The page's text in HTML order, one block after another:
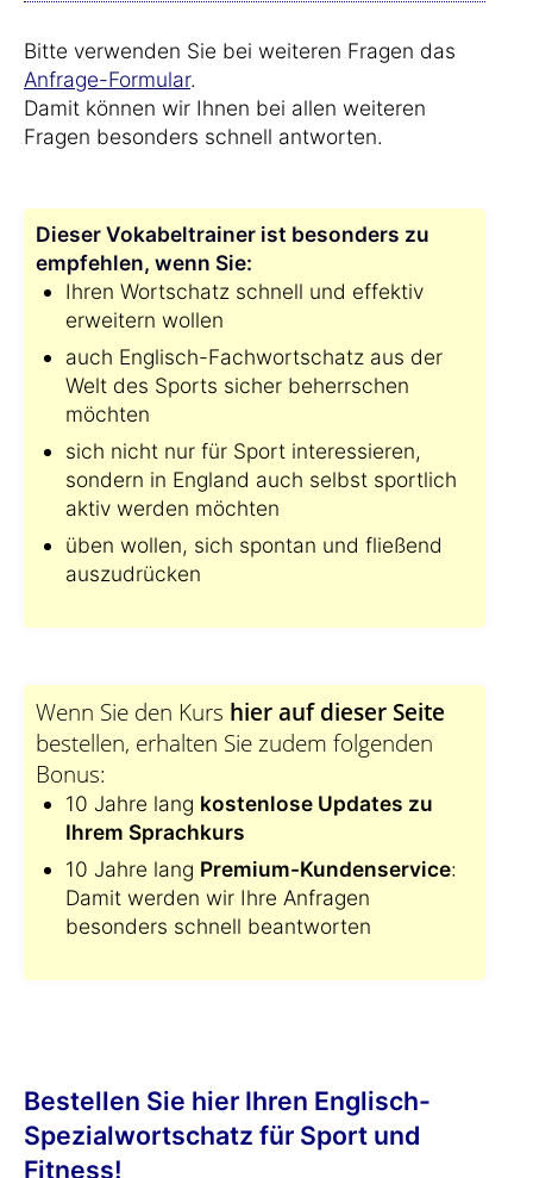
Bitte verwenden Sie bei weiteren Fragen das
Anfrage-Formular.
Damit können wir Ihnen bei allen weiteren
Fragen besonders schnell antworten.
Dieser Vokabeltrainer ist besonders zu
empfehlen, wenn Sie:
Ihren Wortschatz schnell und effektiv
erweitern wollen
auch Englisch-Fachwortschatz aus der
Welt des Sports sicher beherrschen
möchten
sich nicht nur für Sport interessieren,
sondern in England auch selbst sportlich
aktiv werden möchten
üben wollen, sich spontan und fließend
auszudrücken
Wenn Sie den Kurs hier auf dieser Seite
bestellen, erhalten Sie zudem folgenden
Bonus:
10 Jahre lang kostenlose Updates zu
Ihrem Sprachkurs
10 Jahre lang Premium-Kundenservice:
Damit werden wir Ihre Anfragen
besonders schnell beantworten
Bestellen Sie hier Ihren Englisch-
Spezialwortschatz für Sport und
Fitness!